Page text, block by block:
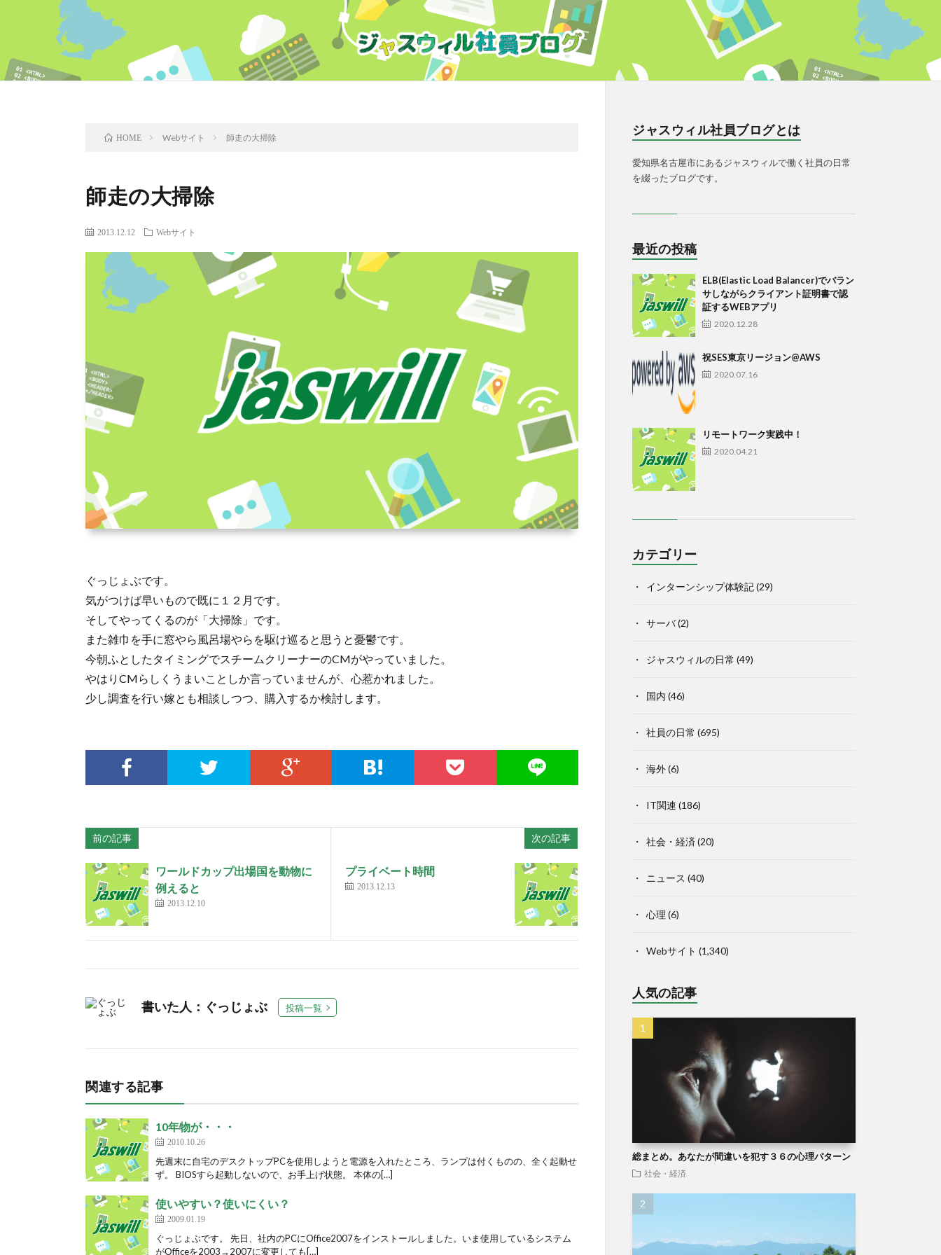
HOME Webサイト 師走の大掃除
師走の大掃除
2013.12.12 Webサイト
ぐっじょぶです。
気がつけば早いもので既に１２月です。
そしてやってくるのが「大掃除」です。
また雑巾を手に窓やら風呂場やらを駆け巡ると思うと憂鬱です。
今朝ふとしたタイミングでスチームクリーナーのCMがやっていました。
やはりCMらしくうまいことしか言っていませんが、心惹かれました。
少し調査を行い嫁とも相談しつつ、購入するか検討します。
前の記事
ワールドカップ出場国を動物に
例えると
2013.12.10
次の記事
プライベート時間
2013.12.13
書いた人：ぐっじょぶ 投稿一覧
関連する記事
10年物が・・・
2010.10.26
先週末に自宅のデスクトップPCを使用しようと電源を入れたところ、ランプは付くものの、全く起動せ
ず。 BIOSすら起動しないので、お手上げ状態。 本体の[…]
使いやすい？使いにくい？
2009.01.19
ぐっじょぶです。 先日、社内のPCにOffice2007をインストールしました。いま使用しているシステム
がOfficeを2003→2007に変更しても[…]
ジャスウィル社員ブログとは
愛知県名古屋市にあるジャスウィルで働く社員の日常
を綴ったブログです。
最近の投稿
ELB(Elastic Load Balancer)でバラン
サしながらクライアント証明書で認
証するWEBアプリ
2020.12.28
祝SES東京リージョン@AWS
2020.07.16
リモートワーク実践中！
2020.04.21
カテゴリー
インターンシップ体験記(29)
サーバ(2)
ジャスウィルの日常 (49)
国内 (46)
社員の日常 (695)
海外(6)
IT関連 (186)
社会・経済(20)
ニュース (40)
心理 (6)
Webサイト (1,340)
人気の記事
総まとめ。あなたが間違いを犯す３６の心理パターン
社会・経済